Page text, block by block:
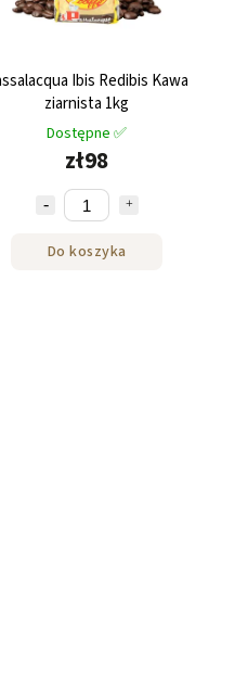
Ibis Redibis Kawa
ziarnista 1kg
Dostępne ✅
zł98
Do koszyka